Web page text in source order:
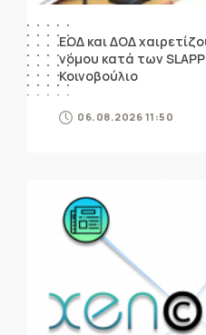
ΕΟΔ και ΔΟΔ
νόμου κατά των
Κοινοβούλιο
06.08.2026 11:50